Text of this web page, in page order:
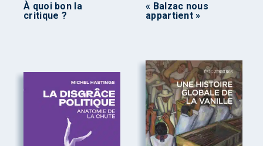
À quoi bon la
critique ?
« Balzac nous
appartient »